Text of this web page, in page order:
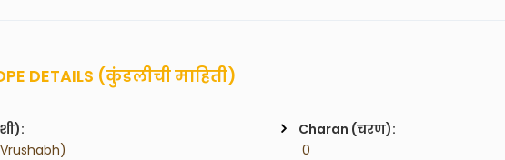
DETAILS (कुंडलीची माहिती)
Charan (चरण):
0